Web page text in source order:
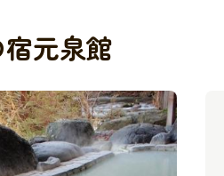
元泉館